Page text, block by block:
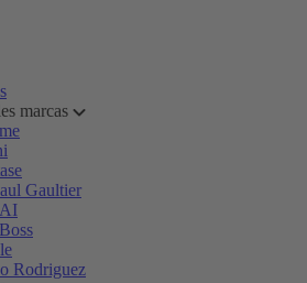
marcas
Gaultier
Rodriguez